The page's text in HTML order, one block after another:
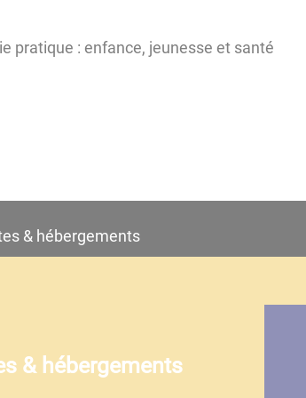
pratique : enfance, jeunesse et santé
& hébergements
& hébergements